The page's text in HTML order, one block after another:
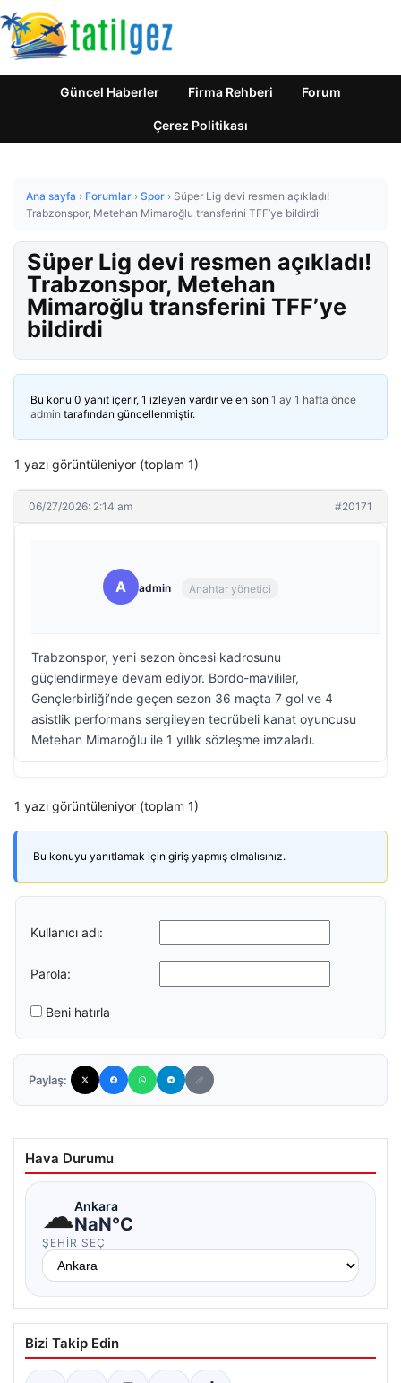
Güncel Haberler Firma Rehberi Forum
Çerez Politikası
Ana sayfa › Forumlar › Spor › Süper Lig devi resmen açıkladı!
Trabzonspor, Metehan Mimaroğlu transferini TFF’ye bildirdi
Süper Lig devi resmen açıkladı!
Trabzonspor, Metehan
Mimaroğlu transferini TFF’ye
bildirdi
Bu konu 0 yanıt içerir, 1 izleyen vardır ve en son 1 ay 1 hafta önce
admin tarafından güncellenmiştir.
1 yazı görüntüleniyor (toplam 1)
06/27/2026: 2:14 am #20171
A admin Anahtar yönetici
Trabzonspor, yeni sezon öncesi kadrosunu
güçlendirmeye devam ediyor. Bordo-mavililer,
Gençlerbirliği’nde geçen sezon 36 maçta 7 gol ve 4
asistlik performans sergileyen tecrübeli kanat oyuncusu
Metehan Mimaroğlu ile 1 yıllık sözleşme imzaladı.
1 yazı görüntüleniyor (toplam 1)
Bu konuyu yanıtlamak için giriş yapmış olmalısınız.
Kullanıcı adı:
Parola:
Beni hatırla
Paylaş:
Hava Durumu
☁Ankara
NaN°C
ŞEHIR SEÇ
Bizi Takip Edin